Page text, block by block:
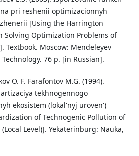
pri reshenii optimizacionnyh
[Using the Harrington
Solving Optimization Problems of
Textbook. Moscow: Mendeleyev
76 p. [in Russian].
O. F. Farafontov M.G. (1994).
tekhnogennogo
ekosistem (lokal'nyj uroven')
of Technogenic Pollution of
Level)]. Yekaterinburg: Nauka,